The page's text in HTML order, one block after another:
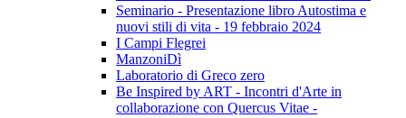
Seminario - Presentazione libro Autostima e
nuovi stili di vita - 19 febbraio 2024
I Campi Flegrei
ManzoniDì
Laboratorio di Greco zero
Be Inspired by ART - Incontri d'Arte in
collaborazione con Quercus Vitae -